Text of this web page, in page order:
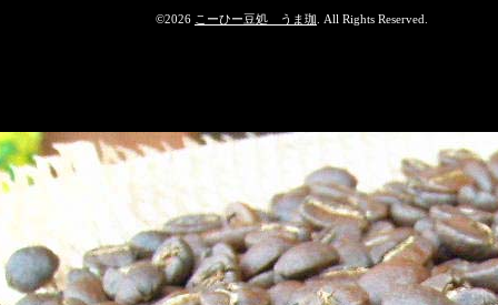
©2026 こーひー豆処 うま珈 . All Rights Reserved.